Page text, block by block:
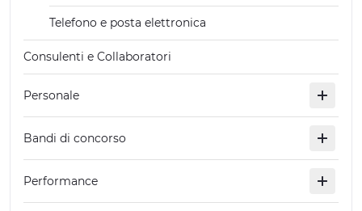
ACCOGLIENZA
Telefono e posta elettronica
Consulenti e Collaboratori
Personale
Bandi di concorso
Performance